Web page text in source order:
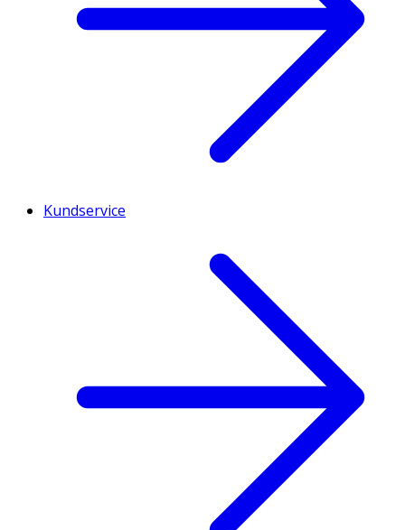
Kundservice